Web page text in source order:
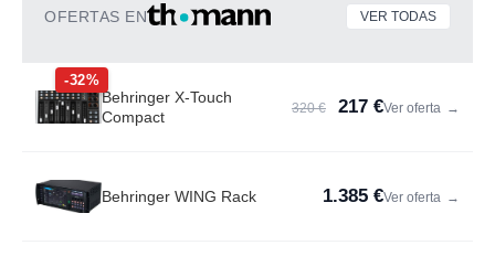
OFERTAS EN VER TODAS
-32%
Behringer X-Touch
Compact
320 € 217 €Ver oferta →
Behringer WING Rack 1.385 €Ver oferta →